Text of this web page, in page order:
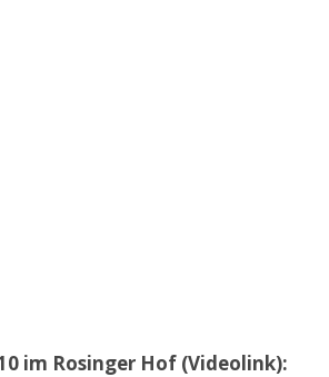
im Rosinger Hof (Videolink):